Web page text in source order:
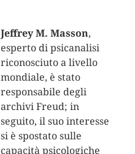
Jeffrey M. Masson,
esperto di psicanalisi
riconosciuto a livello
mondiale, è stato
responsabile degli
archivi Freud; in
seguito, il suo interesse
si è spostato sulle
capacità psicologiche